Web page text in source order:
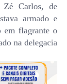
Zé Carlos, de
armado e
em flagrante o
na delegacia